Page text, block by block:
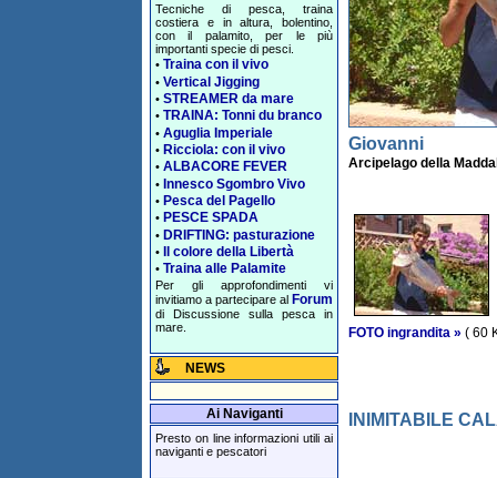
Tecniche di pesca, traina
costiera e in altura, bolentino,
con il palamito, per le più
importanti specie di pesci.
• Traina con il vivo
• Vertical Jigging
• STREAMER da mare
• TRAINA: Tonni du branco
• Aguglia Imperiale
• Ricciola: con il vivo
• ALBACORE FEVER
• Innesco Sgombro Vivo
• Pesca del Pagello
• PESCE SPADA
• DRIFTING: pasturazione
• Il colore della Libertà
• Traina alle Palamite
Per gli approfondimenti vi
invitiamo a partecipare al Forum
di Discussione sulla pesca in
mare.
NEWS
Ai Naviganti
Presto on line informazioni utili ai
naviganti e pescatori
Giovanni
Arcipelago della
FOTO ingrandita » ( 60
INIMITABILE